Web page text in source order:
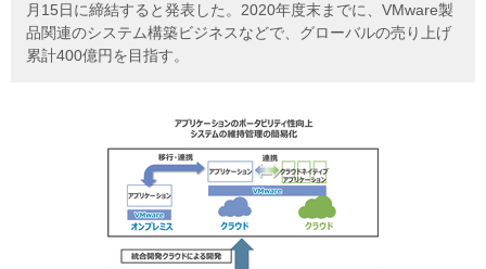
月15日に締結すると発表した。2020年度末までに、VMware製
品関連のシステム構築ビジネスなどで、グローバルの売り上げ
累計400億円を目指す。